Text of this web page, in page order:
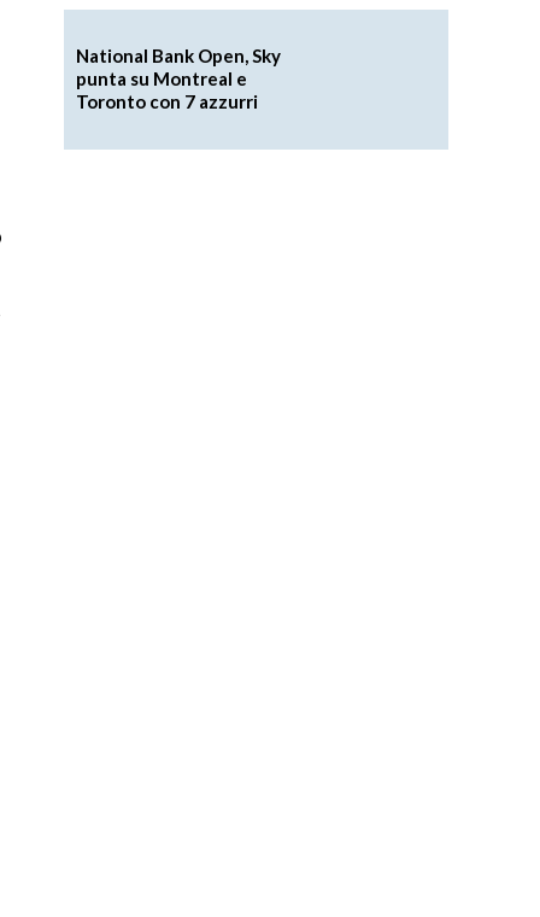
National Bank Open, Sky
punta su Montreal e
Toronto con 7 azzurri